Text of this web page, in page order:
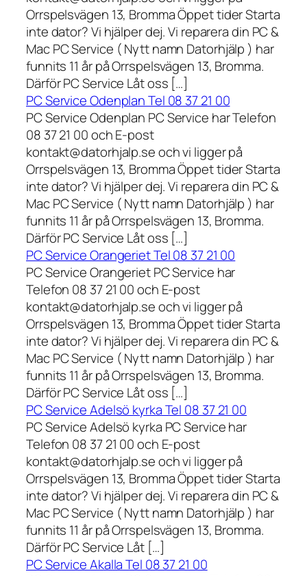
Orrspelsvägen 13, Bromma Öppet tider Starta
inte dator? Vi hjälper dej. Vi reparera din PC &
Mac PC Service ( Nytt namn Datorhjälp ) har
funnits 11 år på Orrspelsvägen 13, Bromma.
Därför PC Service Låt oss […]
PC Service Odenplan Tel 08 37 21 00
PC Service Odenplan PC Service har Telefon
08 37 21 00 och E-post
kontakt@datorhjalp.se och vi ligger på
Orrspelsvägen 13, Bromma Öppet tider Starta
inte dator? Vi hjälper dej. Vi reparera din PC &
Mac PC Service ( Nytt namn Datorhjälp ) har
funnits 11 år på Orrspelsvägen 13, Bromma.
Därför PC Service Låt oss […]
PC Service Orangeriet Tel 08 37 21 00
PC Service Orangeriet PC Service har
Telefon 08 37 21 00 och E-post
kontakt@datorhjalp.se och vi ligger på
Orrspelsvägen 13, Bromma Öppet tider Starta
inte dator? Vi hjälper dej. Vi reparera din PC &
Mac PC Service ( Nytt namn Datorhjälp ) har
funnits 11 år på Orrspelsvägen 13, Bromma.
Därför PC Service Låt oss […]
PC Service Adelsö kyrka Tel 08 37 21 00
PC Service Adelsö kyrka PC Service har
Telefon 08 37 21 00 och E-post
kontakt@datorhjalp.se och vi ligger på
Orrspelsvägen 13, Bromma Öppet tider Starta
inte dator? Vi hjälper dej. Vi reparera din PC &
Mac PC Service ( Nytt namn Datorhjälp ) har
funnits 11 år på Orrspelsvägen 13, Bromma.
Därför PC Service Låt […]
PC Service Akalla Tel 08 37 21 00